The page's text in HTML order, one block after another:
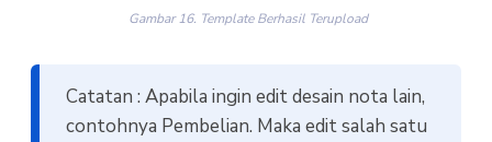
Gambar 16. Template Berhasil Terupload
Catatan : Apabila ingin edit desain nota lain,
contohnya Pembelian. Maka edit salah satu